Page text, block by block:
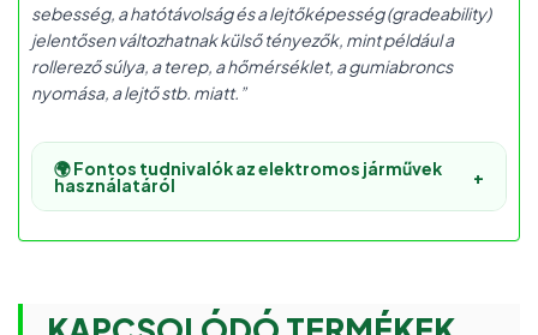
sebesség, a hatótávolság és a lejtőképesség (gradeability)
jelentősen változhatnak külső tényezők, mint például a
rollerező súlya, a terep, a hőmérséklet, a gumiabroncs
nyomása, a lejtő stb. miatt.”
🌍 Fontos tudnivalók az elektromos járművek
használatáról +